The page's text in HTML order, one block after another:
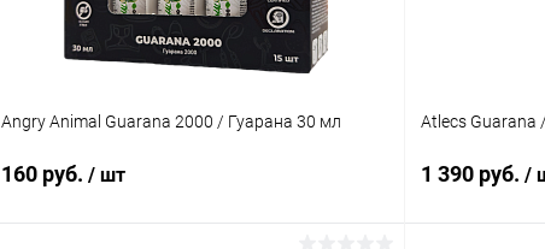
Angry Animal Guarana 2000 / Гуарана 30 мл
160 руб. / шт
Atlecs Guarana
1 390 руб. /